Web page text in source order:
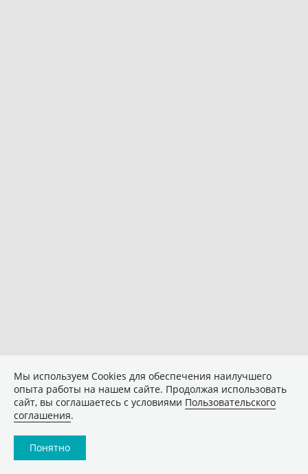
Мы используем Сookies для обеспечения наилучшего
опыта работы на нашем сайте. Продолжая использовать
сайт, вы соглашаетесь с условиями Пользовательского
соглашения.
Понятно